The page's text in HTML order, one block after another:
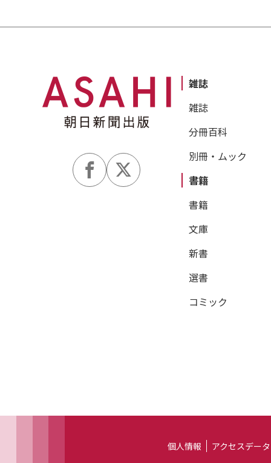
雑誌
雑誌
分冊百科
別冊・ムック
書籍
書籍
文庫
新書
選書
コミック
個人情報 アクセスデータ